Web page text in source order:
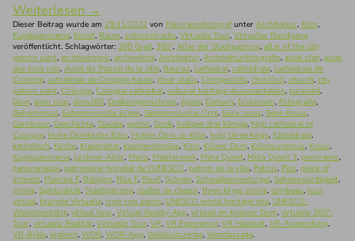
Weiterlesen →
Dieser Beitrag wurde am 29/11/2022 von Panoramafotografunter Architektur, Köln,
Kugelpanorama, Kunst, Raum, schnurstracks, Virtuelle Tour, Virtueller Rundgang
veröffentlicht. Schlagwörter: 360 Grad, 360°, Altar der Stadtpatrone, altar of the city
patron saint, archbishopric, archevêché, Architektur, Architekturfotografie, autel clair, autel
des trois rois, Autel du Patron de la ville, Bauriss, cathedral, cathédrale, cathédrale de
Cologne, cathédrale de Cologne haute, choir stalls, Chorgestühl, christlich, church, city
patron saint, Cologne, Cologne cathedral, cultural heritage documentation, curiosité,
Dom, dom tour, dom360, Dreikönigenschrein, église, Einhorn, Erzbistum, Fotografie,
Geheimnisse, Geheimnisvolle Ecken, Geheimnisvolle Orte, Gero cross, Gero-Kreuz,
Gerokreuz, Geschichte, Glaube, gothic, Gotik, heiligen drei Könige, high cathedral of
Cologne, Hohe Domkirche Köln, Hohen Dom zu Köln, holy three kings, Kathedrale,
katholisch, Kirche, Klarenaltar, koelnerdomlive, Köln, Kölner Dom, Kölntourismus, Kreuz,
Kugelpanorama, Lochner-Altar, Maria, Meisterwerk, Meta Quest, Meta Quest 3, panoramic,
panoramique, patrimoine mondial de l'UNESCO, patron de la ville, Petrus, Pico, place of
interest, Planriss F, Religion, Riss F, RissF, Schrein, Schwalbennestorgel, Sehenswürdigkeit,
shrine, Spiritualität, Stadtpatrone, stalles de chœur, three kings shrine, tombeau, tour
virtuel, tournée Virtuelle, trois rois saints, UNESCO world heritage site, UNESCO-
Welterbestätte, virtual tour, Virtual-Reality-App, virtuell im Koelner Dom, virtuelle 360°-
Tour, virtuelle Realität, Virtuelle Tour, VR, VR Experience, VR Headset, VR-Anwendung,
VR-Brille, vrdirect, WDR, WDR-App, Weltkulturerbe, Westfassade.